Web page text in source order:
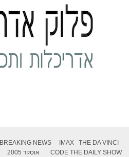
BREAKING NEWS IMAX
THE DA VINCI
CODE THE DAILY SHOW אוסקר 2005